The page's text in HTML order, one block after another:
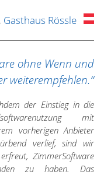
Gasthaus Rössle
ohne Wenn und
weiterempfehlen.“
der Einstieg in die
mit
vorherigen Anbieter
verlief, sind wir
ZimmerSoftware
zu haben. Das